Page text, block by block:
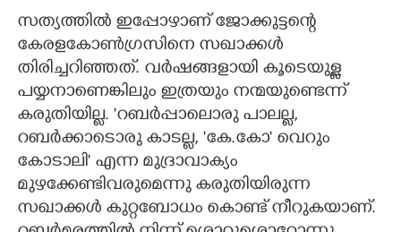
CARTOONS
LITERATURE
ZOOM
CONTACT US
സത്യത്തിൽ ഇപ്പോഴാണ് ജോക്കുട്ടന്റെ
കേരളകോൺഗ്രസിനെ സഖാക്കൾ
തിരിച്ചറിഞ്ഞത്. വർഷങ്ങളായി കൂടെയുള്ള
പയ്യനാണെങ്കിലും ഇത്രയും നന്മയുണ്ടെന്ന്
കരുതിയില്ല. 'റബർപ്പാലൊരു പാലല്ല,
റബർക്കാടൊരു കാടല്ല, 'കേ.കോ" വെറും
കോടാലി" എന്ന മുദ്രാവാക്യം
മുഴക്കേണ്ടിവരുമെന്നു കരുതിയിരുന്ന
സഖാക്കൾ കുറ്റബോധം കൊണ്ട് നീറുകയാണ്.